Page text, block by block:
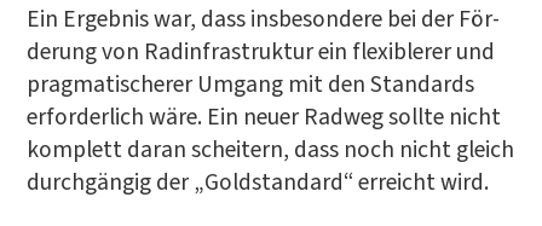
Ein Ergeb­nis war, dass ins­be­son­de­re bei der För­
de­rung von Rad­in­fra­struk­tur ein fle­xi­ble­rer und
prag­ma­ti­sche­rer Umgang mit den Stan­dards
erfor­der­lich wäre. Ein neu­er Rad­weg soll­te nicht
kom­plett dar­an schei­tern, dass noch nicht gleich
durch­gän­gig der „Gold­stan­dard“ erreicht wird.